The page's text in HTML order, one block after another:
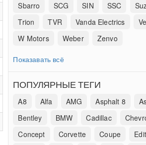
Sbarro
SCG SIN SSC
Trion
TVR Vanda Electrics
W Motors
Weber Zenvo
Показавать всё
ПОПУЛЯРНЫЕ ТЕГИ
A8 Alfa AMG Asphalt 8
Bentley
BMW Cadillac
Concept
Corvette Coupe